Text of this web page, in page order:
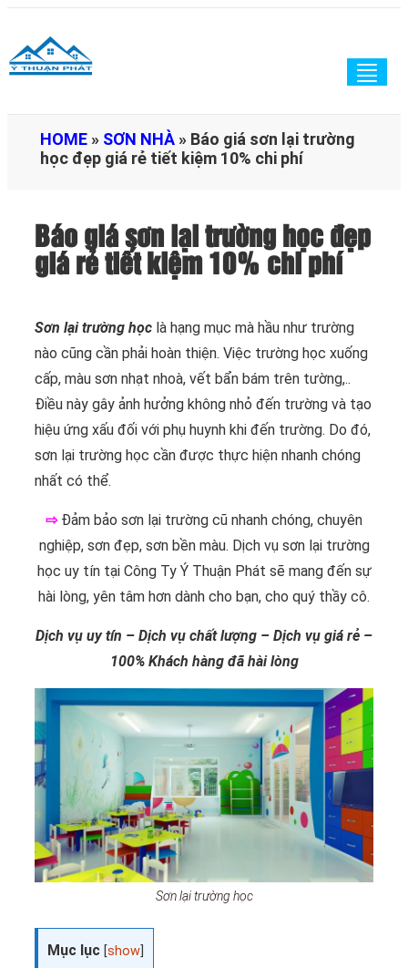
HOME » SƠN NHÀ » Báo giá sơn lại trường
học đẹp giá rẻ tiết kiệm 10% chi phí
Báo giá sơn lại trường học đẹp
giá rẻ tiết kiệm 10% chi phí
Sơn lại trường học là hạng mục mà hầu như trường
nào cũng cần phải hoàn thiện. Việc trường học xuống
cấp, màu sơn nhạt nhoà, vết bẩn bám trên tường,..
Điều này gây ảnh hưởng không nhỏ đến trường và tạo
hiệu ứng xấu đối với phụ huynh khi đến trường. Do đó,
sơn lại trường học cần được thực hiện nhanh chóng
nhất có thể.
⇨Đảm bảo sơn lại trường cũ nhanh chóng, chuyên
nghiệp, sơn đẹp, sơn bền màu. Dịch vụ sơn lại trường
học uy tín tại Công Ty Ý Thuận Phát sẽ mang đến sự
hài lòng, yên tâm hơn dành cho bạn, cho quý thầy cô.
Dịch vụ uy tín – Dịch vụ chất lượng – Dịch vụ giá rẻ –
100% Khách hàng đã hài lòng
Sơn lại trường học
Mục lục [show